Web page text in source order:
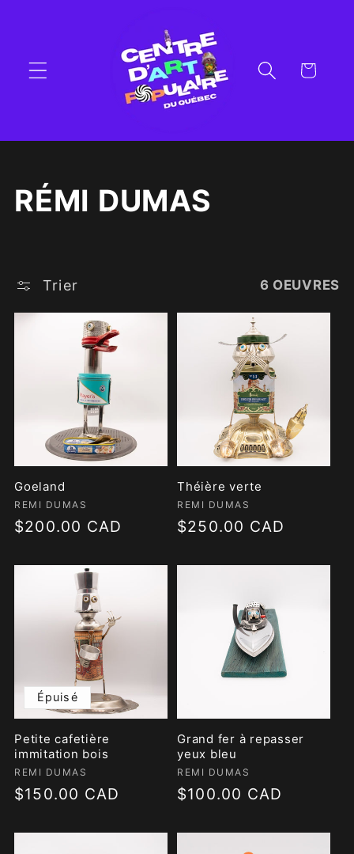
Panier
C
L
L
I
O
N
RÉMI DUMAS
Trier 6 OEUVRES
Goeland
Fournisseur :
REMI DUMAS
Prix
$200.00 CAD
Théière verte
Fournisseur :
REMI DUMAS
Prix
$250.00 CAD
Épuisé
Petite cafetière
immitation bois
Fournisseur :
REMI DUMAS
Prix
$150.00 CAD
Grand fer à repasser
yeux bleu
Fournisseur :
REMI DUMAS
Prix
$100.00 CAD